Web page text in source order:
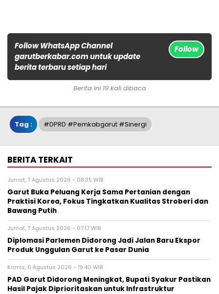
Follow WhatsApp Channel
garutberkabar.com untuk update
berita terbaru setiap hari
Follow
Berita ini 19 kali dibaca
Tag : #DPRD #pemkabgarut #Sinergi
BERITA TERKAIT
Jumat, 7 Agustus 2026 - 08:35 WIB
Garut Buka Peluang Kerja Sama Pertanian dengan
Praktisi Korea, Fokus Tingkatkan Kualitas Stroberi dan
Bawang Putih
Jumat, 7 Agustus 2026 - 07:17 WIB
Diplomasi Parlemen Didorong Jadi Jalan Baru Ekspor
Produk Unggulan Garut ke Pasar Dunia
Kamis, 6 Agustus 2026 - 19:40 WIB
PAD Garut Didorong Meningkat, Bupati Syakur Pastikan
Hasil Pajak Diprioritaskan untuk Infrastruktur